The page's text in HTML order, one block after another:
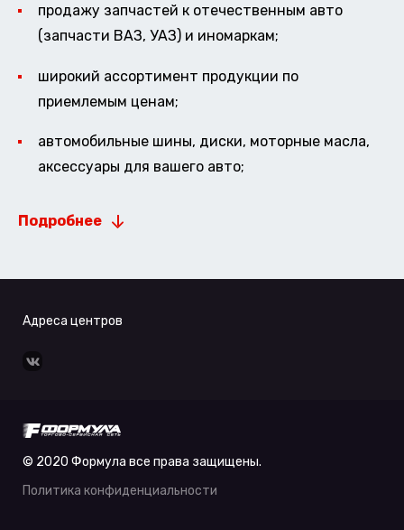
продажу запчастей к отечественным авто
(запчасти ВАЗ, УАЗ) и иномаркам;
широкий ассортимент продукции по
приемлемым ценам;
автомобильные шины, диски, моторные масла,
аксессуары для вашего авто;
Подробнее
Адреса центров
© 2020 Формула все права защищены.
Политика конфиденциальности